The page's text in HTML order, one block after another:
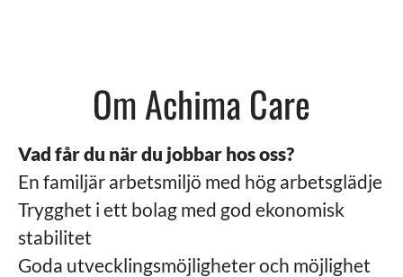
Om Achima Care
Vad får du när du jobbar hos oss?
En familjär arbetsmiljö med hög arbetsglädje
Trygghet i ett bolag med god ekonomisk
stabilitet
Goda utvecklingsmöjligheter och möjlighet